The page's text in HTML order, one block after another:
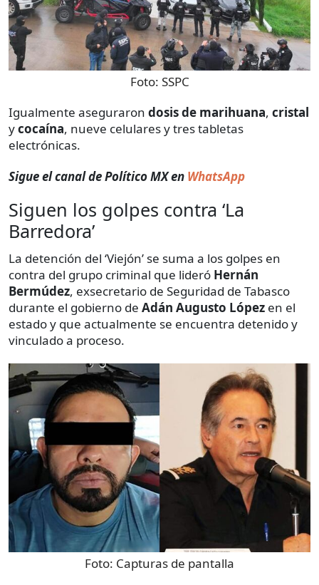
Foto: SSPC
Igualmente aseguraron dosis de marihuana, cristal
ycocaína, nueve celulares y tres tabletas
electrónicas.
Sigue el canal de Político MX en WhatsApp
Siguen los golpes contra ‘La
Barredora’
La detención del ‘Viejón’ se suma a los golpes en
contra del grupo criminal que lideró Hernán
Bermúdez, exsecretario de Seguridad de Tabasco
durante el gobierno de Adán Augusto López en el
estado y que actualmente se encuentra detenido y
vinculado a proceso.
Foto: Capturas de pantalla